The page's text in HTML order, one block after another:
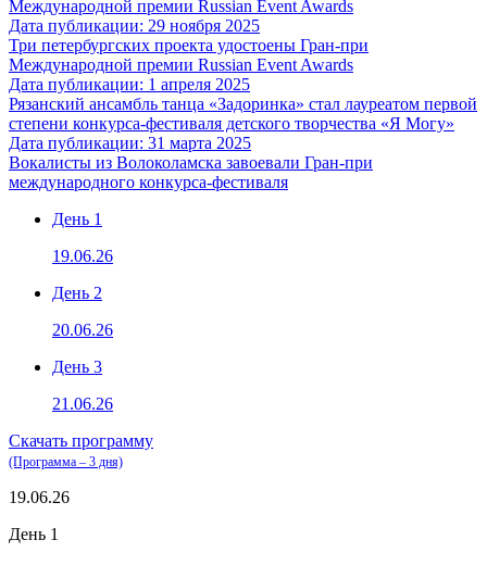
Международной премии Russian Event Awards
Дата публикации: 29 ноября 2025
Три петербургских проекта удостоены Гран-при
Международной премии Russian Event Awards
Дата публикации: 1 апреля 2025
Рязанский ансамбль танца «Задоринка» стал лауреатом первой
степени конкурса-фестиваля детского творчества «Я Могу»
Дата публикации: 31 марта 2025
Вокалисты из Волоколамска завоевали Гран‑при
международного конкурса‑фестиваля
День 1
19.06.26
День 2
20.06.26
День 3
21.06.26
Скачать программу
(Программа – 3 дня)
19.06.26
День 1